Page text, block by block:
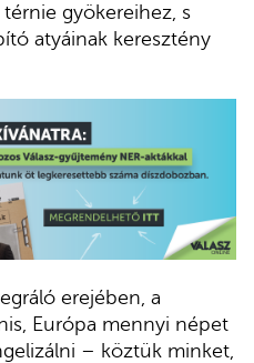
térnie gyökereihez, s
atyáinak keresztény
erejében, a
Európa mennyi népet
– köztük minket,